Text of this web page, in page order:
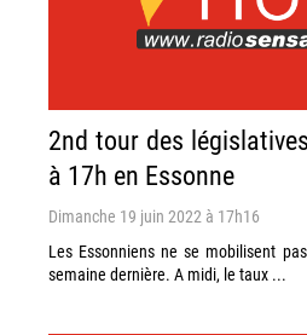
2nd tour des
à 17h en Essonne
Dimanche 19 juin 2022 à 17h16
Les Essonniens ne se mobilisent
semaine dernière. A midi, le taux ...